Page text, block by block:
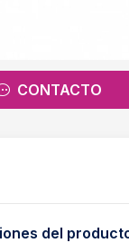
CONTACTO
del